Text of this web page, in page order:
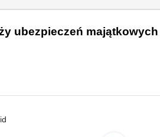
ubezpieczeń majątkowych